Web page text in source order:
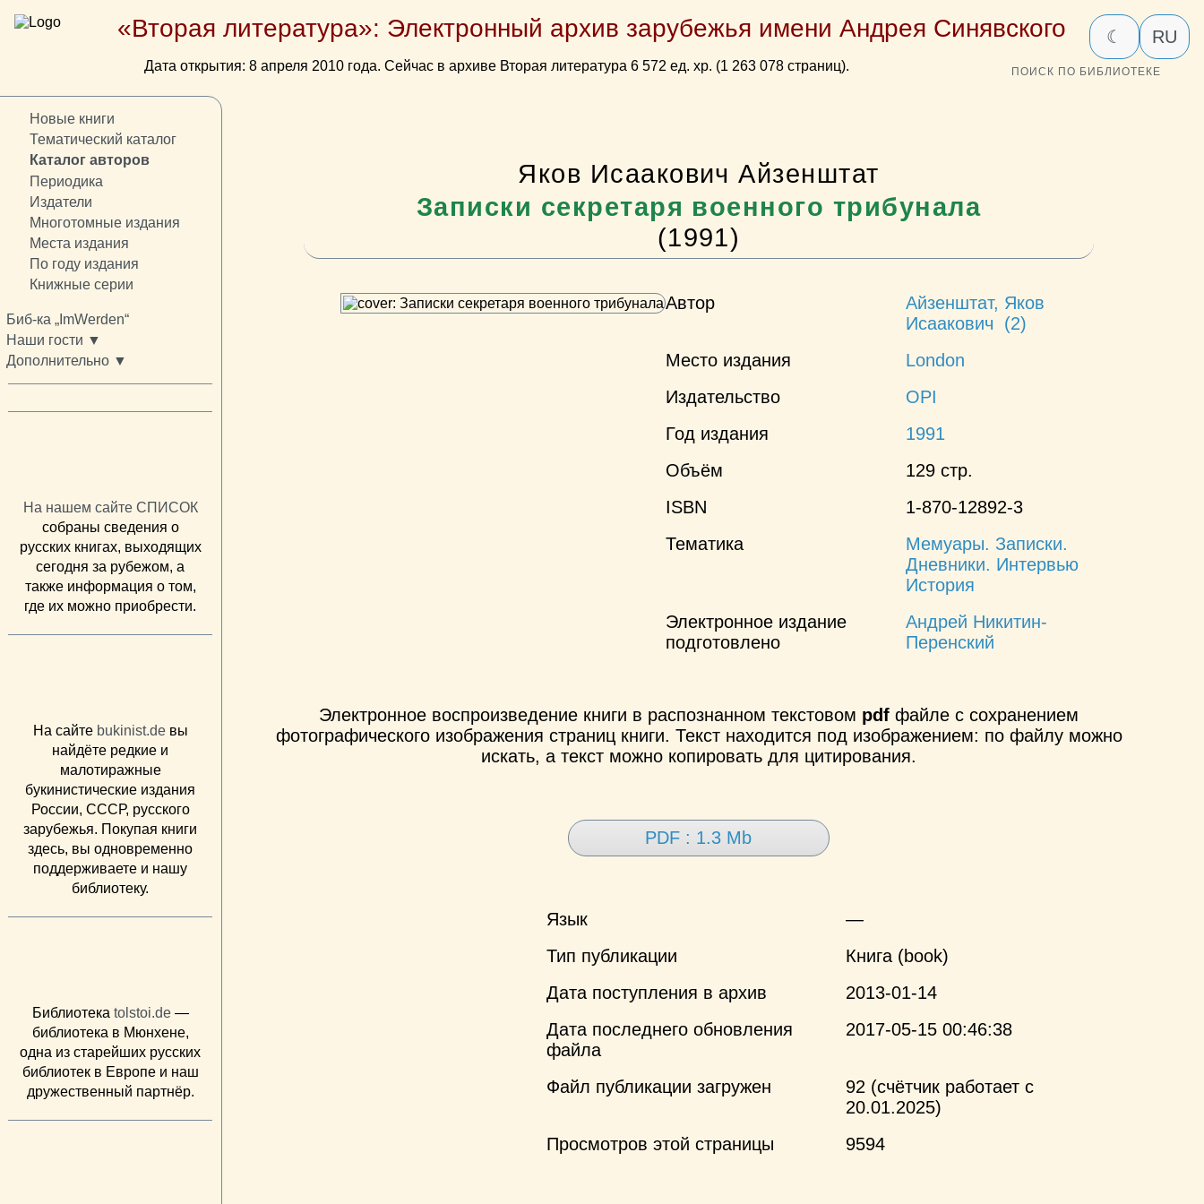
«Вторая литература»: Электронный архив зарубежья имени Андрея Синявского
Дата открытия: 8 апреля 2010 года. Сейчас в архиве Вторая литература 6 572 ед. хр. (1 263 078 страниц).
☾ RU
ПОИСК ПО БИБЛИОТЕКЕ
Новые книги
Тематический каталог
Каталог авторов
Периодика
Издатели
Многотомные издания
Места издания
По году издания
Книжные серии
Биб-ка „ImWerden“
Наши гости ▼
Дополнительно ▼
На нашем сайте СПИСОК
собраны сведения о
русских книгах, выходящих
сегодня за рубежом, а
также информация о том,
где их можно приобрести.
На сайте bukinist.deвы
найдёте редкие и
малотиражные
букинистические издания
России, СССР, русского
зарубежья. Покупая книги
здесь, вы одновременно
поддерживаете и нашу
библиотеку.
Библиотека tolstoi.de—
библиотека в Мюнхене,
одна из старейших русских
библиотек в Европе и наш
дружественный партнёр.
Яков Исаакович Айзенштат
Записки секретаря военного трибунала
(1991)
Автор
Айзенштат, Яков
Исаакович (2)
Место издания
London
Издательство
OPI
Год издания
1991
Объём
129 стр.
ISBN
1-870-12892-3
Тематика
Мемуары. Записки.
Дневники. Интервью
История
Электронное издание
подготовлено
Андрей Никитин-
Перенский
Электронное воспроизведение книги в распознанном текстовом pdf файле с сохранением
фотографического изображения страниц книги. Текст находится под изображением: по файлу можно
искать, а текст можно копировать для цитирования.
PDF : 1.3 Mb
Язык
—
Тип публикации
Книга (book)
Дата поступления в архив
2013-01-14
Дата последнего обновления
файла
2017-05-15 00:46:38
Файл публикации загружен
92 (счётчик работает с
20.01.2025)
Просмотров этой страницы
9594